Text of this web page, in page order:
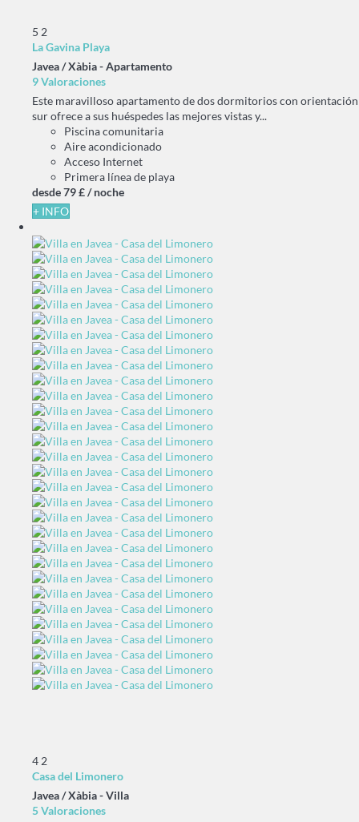
5 2
La Gavina Playa
Javea / Xàbia -Apartamento
9 Valoraciones
Este maravilloso apartamento de dos dormitorios con orientación
sur ofrece a sus huéspedes las mejores vistas y...
Piscina comunitaria
Aire acondicionado
Acceso Internet
Primera línea de playa
desde79 £/ noche
+ INFO
4 2
Casa del Limonero
Javea / Xàbia -Villa
5 Valoraciones